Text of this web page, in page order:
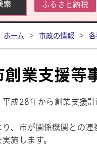
ふるさと納税
ホーム > 市政の情報 >
創業支援等
平成28年から創業支援
り、市が関係機関との
施します。